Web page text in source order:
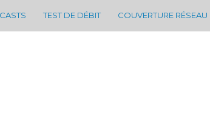
TEST DE DÉBIT COUVERTURE